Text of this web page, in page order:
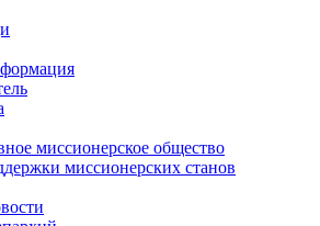
миссионерское общество
миссионерских станов